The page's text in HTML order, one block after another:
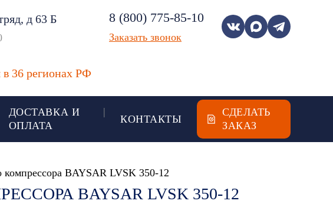
д 63 Б
в 36 регионах РФ
8 (800) 775-85-10
Заказать звонок
ДОСТАВКА И
ОПЛАТА
КОНТАКТЫ
СДЕЛАТЬ
ЗАКАЗ
компрессора BAYSAR LVSK 350-12
BAYSAR LVSK 350-12